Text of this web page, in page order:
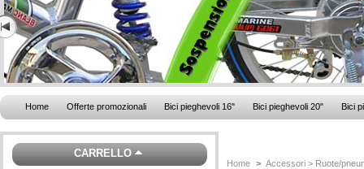
Home Offerte promozionali Bici pieghevoli 16" Bici pieghevoli 20" Bici
CARRELLO
Home > Accessori > Ruote/